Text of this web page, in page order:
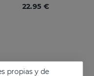
22.95 €
propias y de